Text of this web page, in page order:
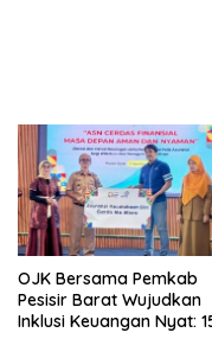
OJK Bersama Pemkab
Pesisir Barat Wujudkan
Inklusi Keuangan Nyat: